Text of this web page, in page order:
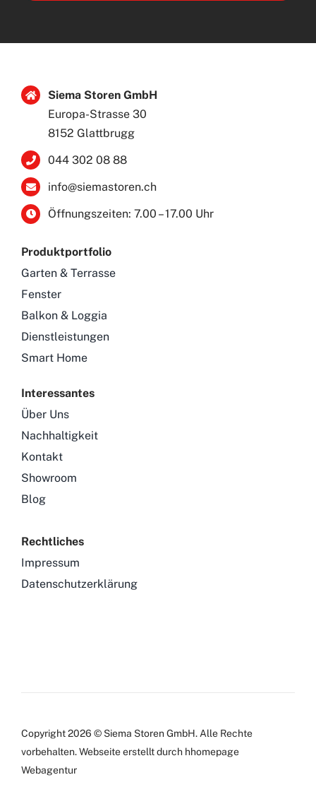
Siema Storen GmbH
Europa-Strasse 30
8152 Glattbrugg
044 302 08 88
info@siemastoren.ch
Öffnungszeiten: 7.00 – 17.00 Uhr
Produktportfolio
Garten & Terrasse
Fenster
Balkon & Loggia
Dienstleistungen
Smart Home
Interessantes
Über Uns
Nachhaltigkeit
Kontakt
Showroom
Blog
Rechtliches
Impressum
Datenschutzerklärung
Copyright 2026 © Siema Storen GmbH. Alle Rechte
vorbehalten.Webseiteerstellt durch hhomepage
Webagentur